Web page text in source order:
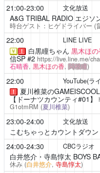
21:00-23:00 文化放送
A&G TRIBAL RADIO エジソ
時台ゲスト：ヒゲドライバー (
22:00 LINE LIVE
￥ ！ 白黒瞳ちゃん 黒木ほ
信SP #2 https://live.line.me/
石晴香, 黒木ほの香,関根瞳)
22:00 YouTube(ラ
！ 夏川椎菜の
【ドーナツカウンティ#01】
G1otmRM (夏川椎菜)
23:00-24:00 文化放送
こむちゃっとカウントダウン
24:00-24:30 CBCラジオ
白井悠介・寺島惇太 BOYS
休み (白井悠介, 寺島惇太)